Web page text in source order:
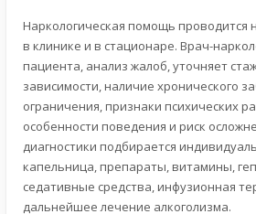
Наркологическая помощь проводится
в клинике и в стационаре. Врач-
пациента, анализ жалоб, уточняет
зависимости, наличие хронического
ограничения, признаки психических
особенности поведения и риск
диагностики подбирается
капельница, препараты, витамины,
седативные средства, инфузионная
дальнейшее лечение алкоголизма.